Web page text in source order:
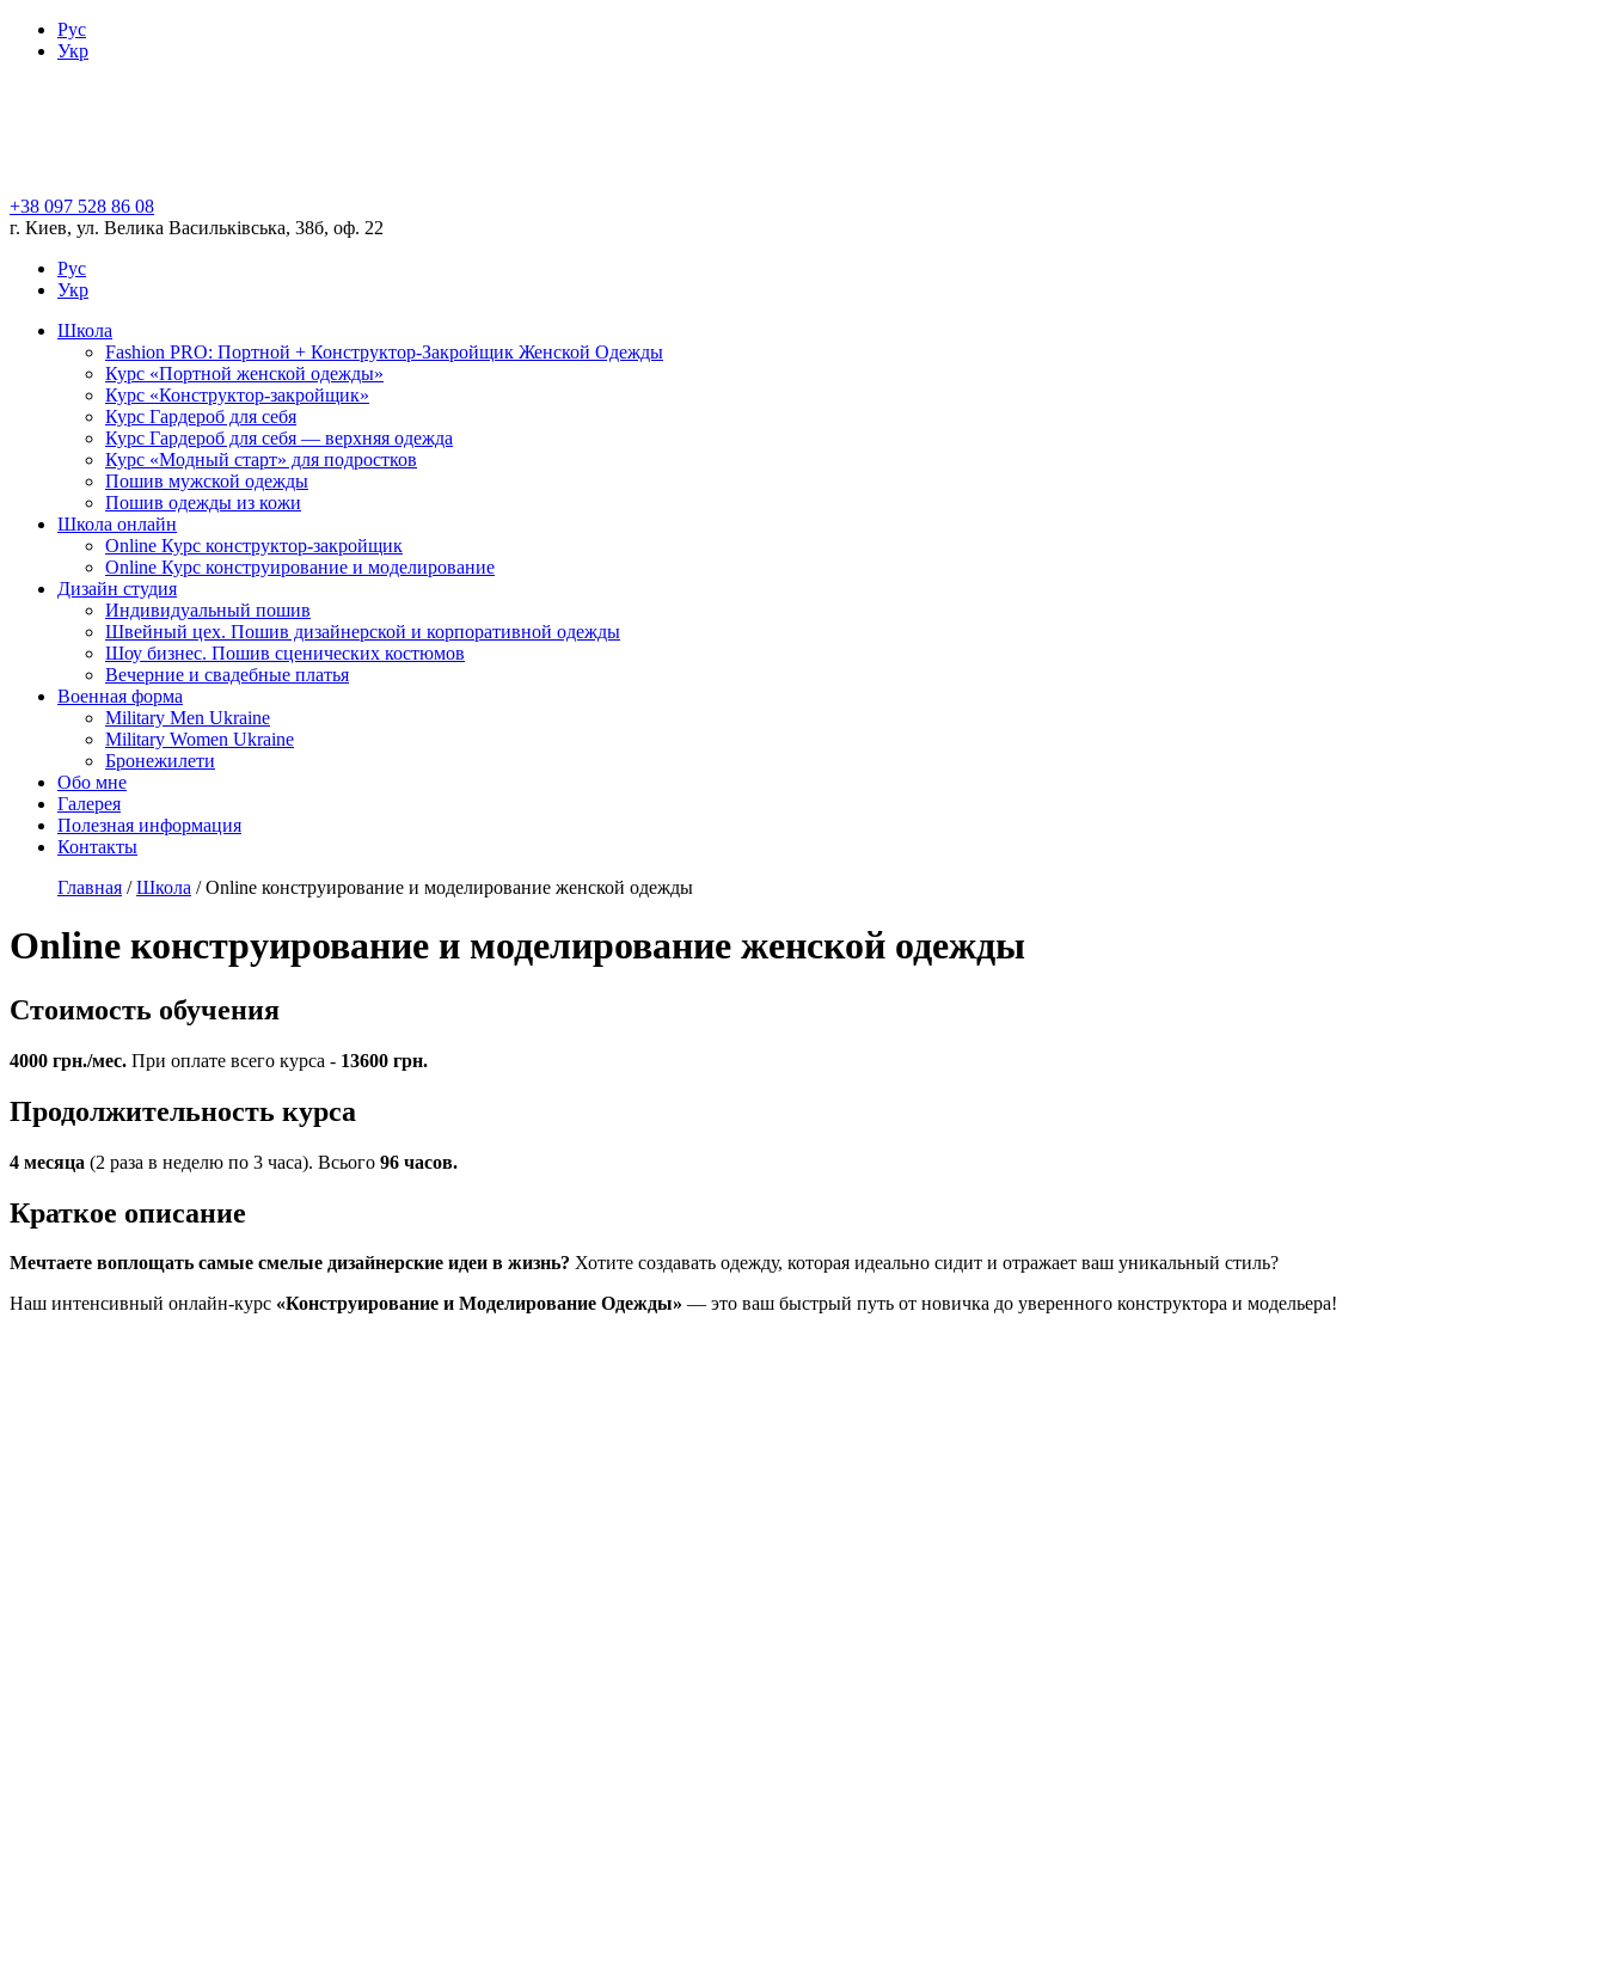
Рус
Укр
+38 097 528 86 08
г. Киев, ул. Велика Васильківська, 38б, оф. 22
Рус
Укр
Школа
Fashion PRO: Портной + Конструктор-Закройщик Женской Одежды
Курс «Портной женской одежды»
Курс «Конструктор-закройщик»
Курс Гардероб для себя
Курс Гардероб для себя — верхняя одежда
Курс «Модный старт» для подростков
Пошив мужской одежды
Пошив одежды из кожи
Школа онлайн
Online Курс конструктор-закройщик
Online Курс конструирование и моделирование
Дизайн студия
Индивидуальный пошив
Швейный цех. Пошив дизайнерской и корпоративной одежды
Шоу бизнес. Пошив сценических костюмов
Вечерние и свадебные платья
Военная форма
Military Men Ukraine
Military Women Ukraine
Бронежилети
Обо мне
Галерея
Полезная информация
Контакты
Главная /Школа /Online конструирование и моделирование женской одежды
Online конструирование и моделирование женской одежды
Стоимость обучения
4000 грн./мес. При оплате всего курса - 13600 грн.
Продолжительность курса
4 месяца (2 раза в неделю по 3 часа). Всього 96 часов.
Краткое описание
Мечтаете воплощать самые смелые дизайнерские идеи в жизнь? Хотите создавать одежду, которая идеально сидит и отражает ваш уникальный стиль?
Наш интенсивный онлайн-курс «Конструирование и Моделирование Одежды» — это ваш быстрый путь от новичка до уверенного конструктора и модельера!